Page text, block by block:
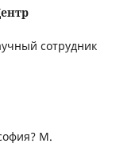
сотрудник
М.